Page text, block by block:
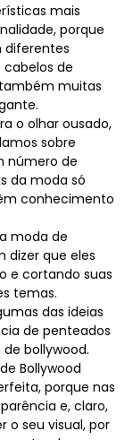
mais
porque
diferentes
cabelos de
muitas
o olhar ousado,
sobre
número de
da moda só
conhecimento
moda de
dizer que eles
e cortando suas
temas.
das ideias
de penteados
bollywood.
Bollywood
porque nas
e, claro,
o seu visual, por